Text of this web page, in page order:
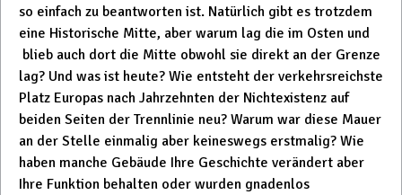
so einfach zu beantworten ist. Natürlich gibt es trotzdem
eine Historische Mitte, aber warum lag die im Osten und
blieb auch dort die Mitte obwohl sie direkt an der Grenze
lag? Und was ist heute? Wie entsteht der verkehrsreichste
Platz Europas nach Jahrzehnten der Nichtexistenz auf
beiden Seiten der Trennlinie neu? Warum war diese Mauer
an der Stelle einmalig aber keineswegs erstmalig? Wie
haben manche Gebäude Ihre Geschichte verändert aber
Ihre Funktion behalten oder wurden gnadenlos